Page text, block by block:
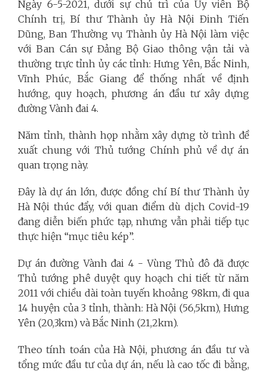
Ngày 6-5-2021, dưới sự chủ trì của Ủy viên Bộ
Chính trị, Bí thư Thành ủy Hà Nội Đinh Tiến
Dũng, Ban Thường vụ Thành ủy Hà Nội làm việc
với Ban Cán sự Đảng Bộ Giao thông vận tải và
thường trực tỉnh ủy các tỉnh: Hưng Yên, Bắc Ninh,
Vĩnh Phúc, Bắc Giang để thống nhất về định
hướng, quy hoạch, phương án đầu tư xây dựng
đường Vành đai 4.
Năm tỉnh, thành họp nhằm xây dựng tờ trình đề
xuất chung với Thủ tướng Chính phủ về dự án
quan trọng này.
Đây là dự án lớn, được đồng chí Bí thư Thành ủy
Hà Nội thúc đẩy, với quan điểm dù dịch Covid-19
đang diễn biến phức tạp, nhưng vẫn phải tiếp tục
thực hiện “mục tiêu kép”.
Dự án đường Vành đai 4 - Vùng Thủ đô đã được
Thủ tướng phê duyệt quy hoạch chi tiết từ năm
2011 với chiều dài toàn tuyến khoảng 98km, đi qua
14 huyện của 3 tỉnh, thành: Hà Nội (56,5km), Hưng
Yên (20,3km) và Bắc Ninh (21,2km).
Theo tính toán của Hà Nội, phương án đầu tư và
tổng mức đầu tư của dự án, nếu là cao tốc đi bằng,